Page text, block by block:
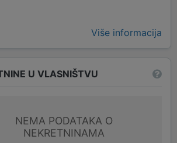
Više informacija
U VLASNIŠTVU
NEMA PODATAKA O
NEKRETNINAMA